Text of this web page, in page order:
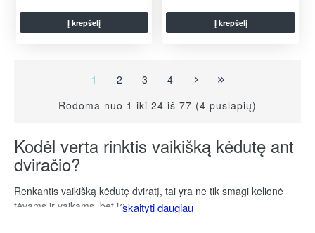
Į krepšelį Į krepšelį
1 2 3
4
Rodoma nuo 1 iki 24 iš 77 (4 puslapių)
Kodėl verta rinktis vaikišką kėdutę ant
dviračio?
Renkantis vaikišką kėdutę dviratį, tai yra ne tik smagi kelionė
tėvams ir vaikams, bet ir: